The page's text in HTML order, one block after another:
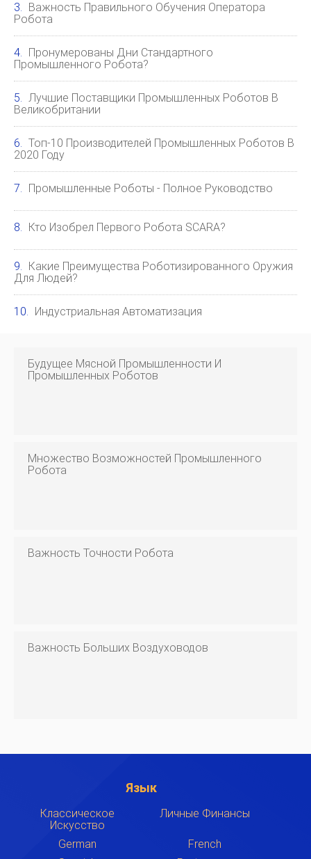
Важность Правильного Обучения Оператора
Робота
Пронумерованы Дни Стандартного
Промышленного Робота?
Лучшие Поставщики Промышленных Роботов В
Великобритании
Топ-10 Производителей Промышленных Роботов В
2020 Году
Промышленные Роботы - Полное Руководство
Кто Изобрел Первого Робота SCARA?
Какие Преимущества Роботизированного Оружия
Для Людей?
Индустриальная Автоматизация
Будущее Мясной Промышленности И
Промышленных Роботов
Множество Возможностей Промышленного
Робота
Важность Точности Робота
Важность Больших Воздуховодов
Язык
Классическое
Искусство
Личные Финансы
German
French